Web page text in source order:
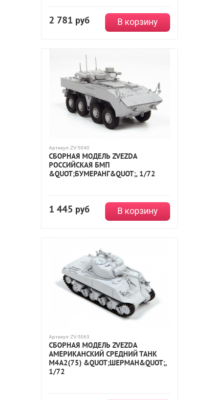
2 781 руб В корзину
Артикул:ZV-5040
СБОРНАЯ МОДЕЛЬ ZVEZDA
РОССИЙСКАЯ БМП
&QUOT;БУМЕРАНГ&QUOT;, 1/72
1 445 руб В корзину
Артикул:ZV-5063
СБОРНАЯ МОДЕЛЬ ZVEZDA
АМЕРИКАНСКИЙ СРЕДНИЙ ТАНК
М4А2(75) &QUOT;ШЕРМАН&QUOT;,
1/72